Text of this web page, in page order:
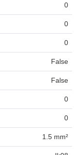
0
0
0
False
False
0
0
1.5 mm²